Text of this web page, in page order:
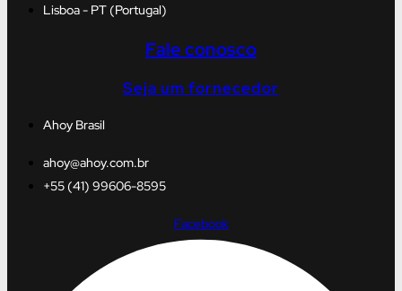
Lisboa - PT (Portugal)
Fale conosco
Seja um fornecedor
Ahoy Brasil
ahoy@ahoy.com.br
+55 (41) 99606-8595
Facebook